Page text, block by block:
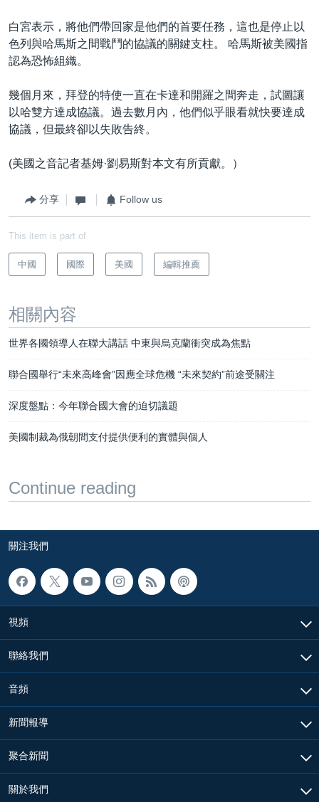
白宮表示，將他們帶回家是他們的首要任務，這也是停止以
色列與哈馬斯之間戰鬥的協議的關鍵支柱。 哈馬斯被美國指
認為恐怖組織。
幾個月來，拜登的特使一直在卡達和開羅之間奔走，試圖讓
以哈雙方達成協議。過去數月內，他們似乎眼看就快要達成
協議，但最終卻以失敗告終。
(美國之音記者基姆·劉易斯對本文有所貢獻。）
分享 Follow us
This item is part of
中國 國際 美國 編輯推薦
相關內容
世界各國領導人在聯大講話 中東與烏克蘭衝突成為焦點
聯合國舉行“未來高峰會”因應全球危機 “未來契約”前途受關注
深度盤點：今年聯合國大會的迫切議題
美國制裁為俄朝間支付提供便利的實體與個人
Continue reading
關注我們
視頻
聯絡我們
音頻
新聞報導
聚合新聞
關於我們